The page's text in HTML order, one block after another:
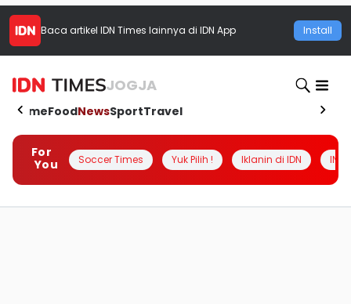
Baca artikel IDN Times lainnya di IDN App Install
JOGJA
HomeFoodNewsSportTravel
For
You
Soccer Times Yuk Pilih ! Iklanin di IDN